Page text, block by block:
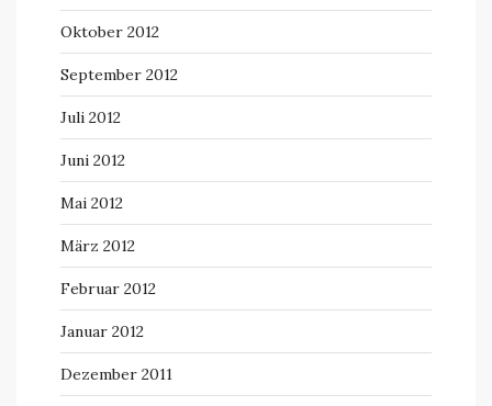
Oktober 2012
September 2012
Juli 2012
Juni 2012
Mai 2012
März 2012
Februar 2012
Januar 2012
Dezember 2011